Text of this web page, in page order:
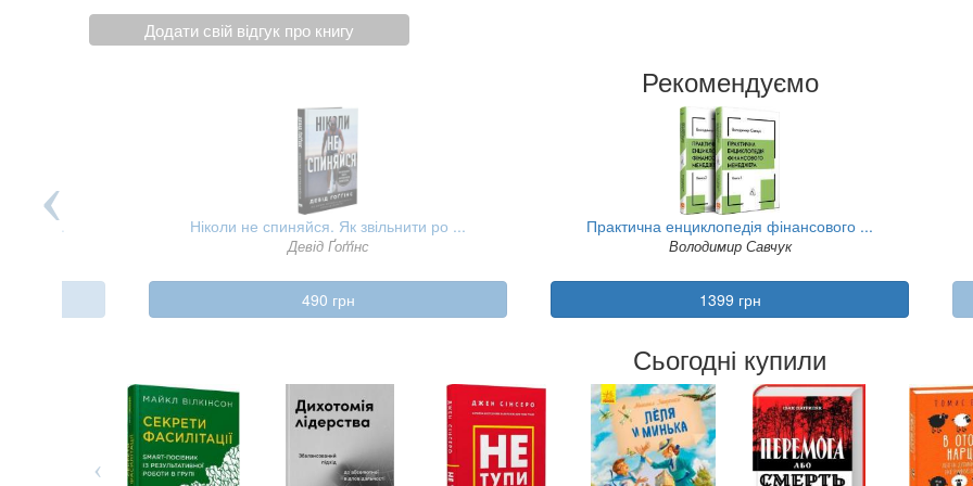
Додати свій відгук про книгу
Рекомендуємо
нашо ... Ніколи не спиняйся. Як звільнити ро ...
Девід Ґоґґінс
490 грн
Практична енциклопедія фінансового ...
Володимир Савчук
1399 грн
Сьогодні купили